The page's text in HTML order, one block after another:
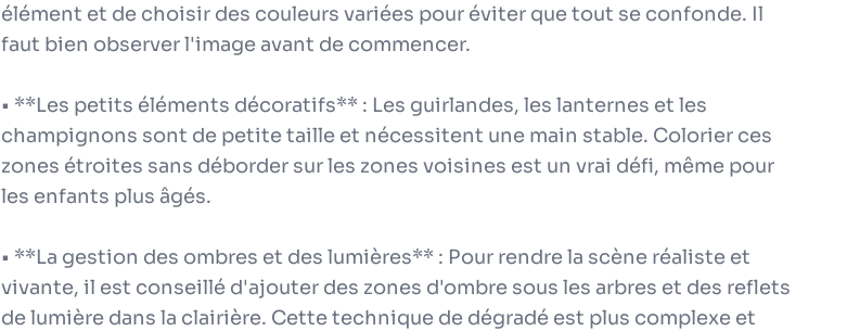
élément et de choisir des couleurs variées pour éviter que tout se confonde. Il
faut bien observer l'image avant de commencer.
• **Les petits éléments décoratifs** : Les guirlandes, les lanternes et les
champignons sont de petite taille et nécessitent une main stable. Colorier ces
zones étroites sans déborder sur les zones voisines est un vrai défi, même pour
les enfants plus âgés.
• **La gestion des ombres et des lumières** : Pour rendre la scène réaliste et
vivante, il est conseillé d'ajouter des zones d'ombre sous les arbres et des reflets
de lumière dans la clairière. Cette technique de dégradé est plus complexe et